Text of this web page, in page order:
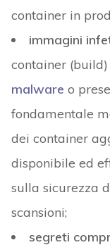
container in
immagini
container (build)
malware o
fondamentale
dei container
disponibile ed
sulla sicurezza
scansioni;
segreti